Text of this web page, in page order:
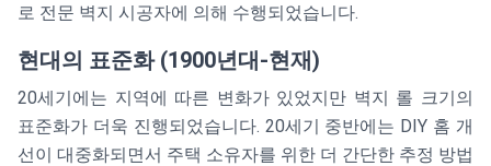
로 전문 벽지 시공자에 의해 수행되었습니다.
현대의 표준화 (1900년대-현재)
20세기에는 지역에 따른 변화가 있었지만 벽지 롤 크기의
표준화가 더욱 진행되었습니다. 20세기 중반에는 DIY 홈 개
선이 대중화되면서 주택 소유자를 위한 더 간단한 추정 방법